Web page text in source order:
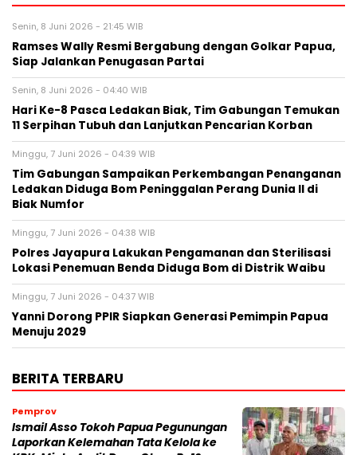
Senin, 8 Juni 2026 - 21:45 WIB
Ramses Wally Resmi Bergabung dengan Golkar Papua,
Siap Jalankan Penugasan Partai
Senin, 8 Juni 2026 - 04:40 WIB
Hari Ke-8 Pasca Ledakan Biak, Tim Gabungan Temukan
11 Serpihan Tubuh dan Lanjutkan Pencarian Korban
Minggu, 7 Juni 2026 - 04:39 WIB
Tim Gabungan Sampaikan Perkembangan Penanganan
Ledakan Diduga Bom Peninggalan Perang Dunia II di
Biak Numfor
Minggu, 7 Juni 2026 - 04:38 WIB
Polres Jayapura Lakukan Pengamanan dan Sterilisasi
Lokasi Penemuan Benda Diduga Bom di Distrik Waibu
Minggu, 7 Juni 2026 - 04:37 WIB
Yanni Dorong PPIR Siapkan Generasi Pemimpin Papua
Menuju 2029
BERITA TERBARU
Pemprov
Ismail Asso Tokoh Papua Pegunungan
Laporkan Kelemahan Tata Kelola ke